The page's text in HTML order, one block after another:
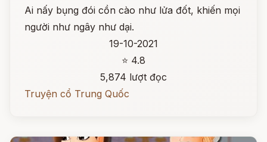
Ai nấy bụng đói cồn cào như lửa đốt, khiến mọi
người như ngây như dại.
19-10-2021
⭐ 4.8
5,874 lượt đọc
Truyện cổ Trung Quốc